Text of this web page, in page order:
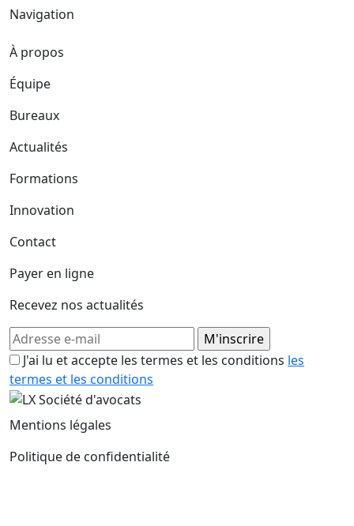
Navigation
À propos
Équipe
Bureaux
Actualités
Formations
Innovation
Contact
Payer en ligne
Recevez nos actualités
J'ai lu et accepte les termes et les conditions les
termes et les conditions
Mentions légales
Politique de confidentialité